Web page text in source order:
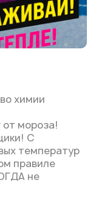
химии
мороза!
С
температур
правиле
не